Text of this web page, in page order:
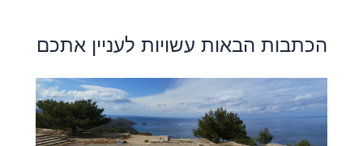
הכתבות הבאות עשויות לעניין אתכם